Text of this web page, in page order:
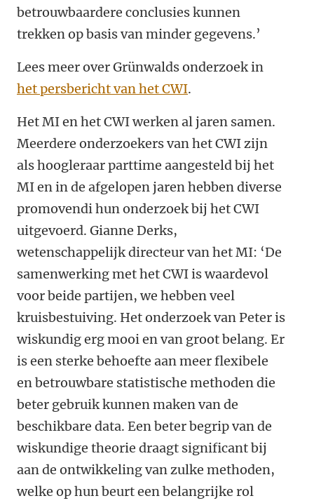
betrouwbaardere conclusies kunnen
trekken op basis van minder gegevens.’
Lees meer over Grünwalds onderzoek in
het persbericht van het CWI.
Het MI en het CWI werken al jaren samen.
Meerdere onderzoekers van het CWI zijn
als hoogleraar parttime aangesteld bij het
MI en in de afgelopen jaren hebben diverse
promovendi hun onderzoek bij het CWI
uitgevoerd. Gianne Derks,
wetenschappelijk directeur van het MI: ‘De
samenwerking met het CWI is waardevol
voor beide partijen, we hebben veel
kruisbestuiving. Het onderzoek van Peter is
wiskundig erg mooi en van groot belang. Er
is een sterke behoefte aan meer flexibele
en betrouwbare statistische methoden die
beter gebruik kunnen maken van de
beschikbare data. Een beter begrip van de
wiskundige theorie draagt significant bij
aan de ontwikkeling van zulke methoden,
welke op hun beurt een belangrijke rol